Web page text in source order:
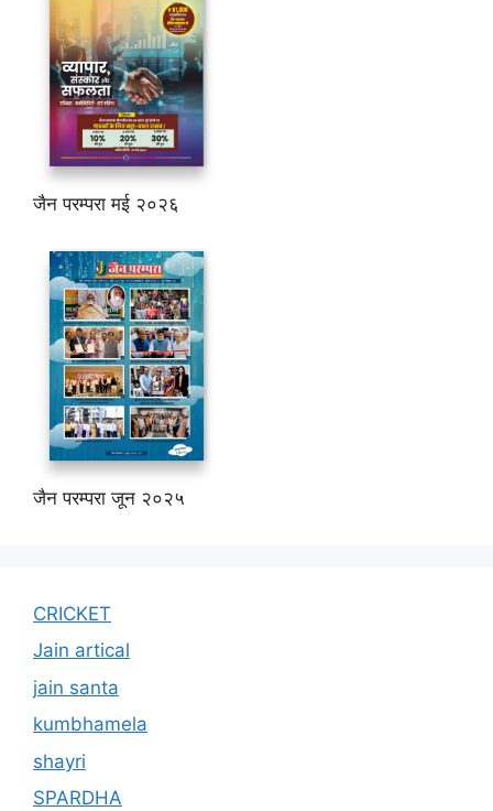
जैन परम्परा मई २०२६
जैन परम्परा जून २०२५
CRICKET
Jain artical
jain santa
kumbhamela
shayri
SPARDHA